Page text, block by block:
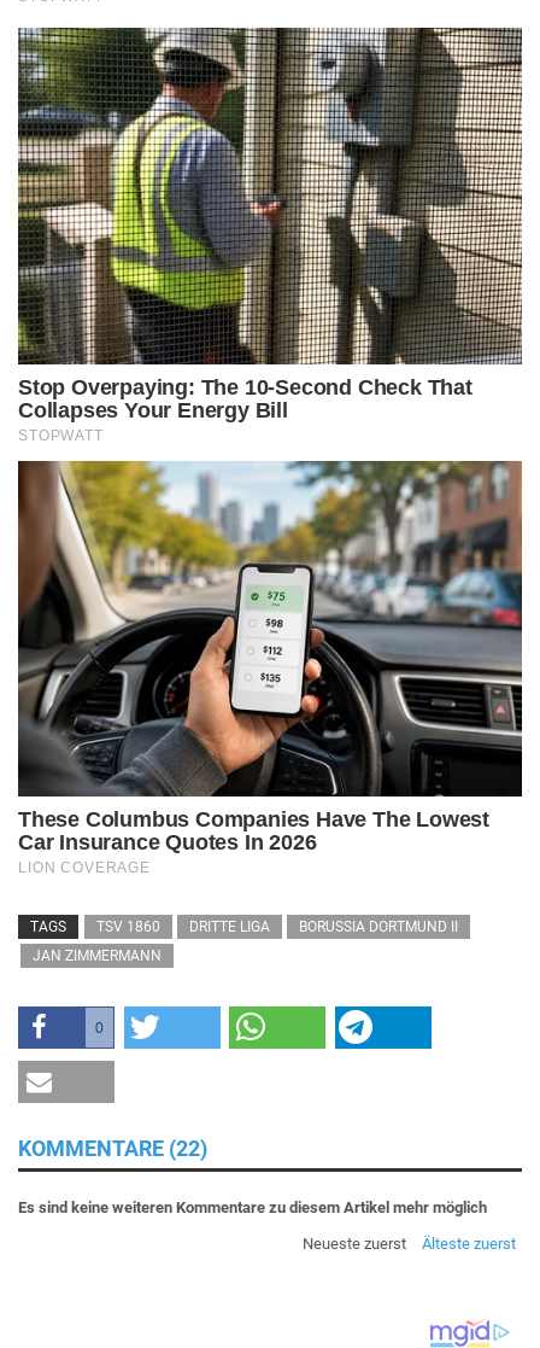
TAGS TSV 1860 DRITTE LIGA
BORUSSIA DORTMUND II
JAN ZIMMERMANN
0
KOMMENTARE (22)
Es sind keine weiteren Kommentare zu diesem Artikel mehr möglich
Neueste zuerst
Älteste zuerst